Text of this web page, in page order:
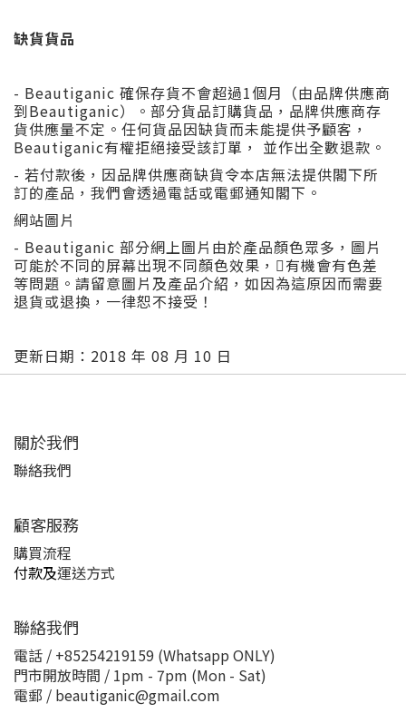
缺貨貨品
- Beautiganic 確保存貨不會超過1個月（由品牌供應商
到Beautiganic）。部分貨品訂購貨品，品牌供應商存
貨供應量不定。任何貨品因缺貨而未能提供予顧客，
Beautiganic有權拒絕接受該訂單， 並作出全數退款。
- 若付款後，因品牌供應商缺貨令本店無法提供閣下所
訂的產品，我們會透過電話或電郵通知閣下。
網站圖片
- Beautiganic 部分網上圖片由於產品顏色眾多，圖片
可能於不同的屏幕出現不同顏色效果，有機會有色差
等問題。請留意圖片及產品介紹，如因為這原因而需要
退貨或退換，一律恕不接受！
更新日期：2018 年 08 月 10 日
關於我們
聯絡我們
顧客服務
購買流程
付款及運送方式
聯絡我們
電話 / +85254219159 (Whatsapp ONLY)
門市開放時間 / 1pm - 7pm (Mon - Sat)
電郵 / beautiganic@gmail.com